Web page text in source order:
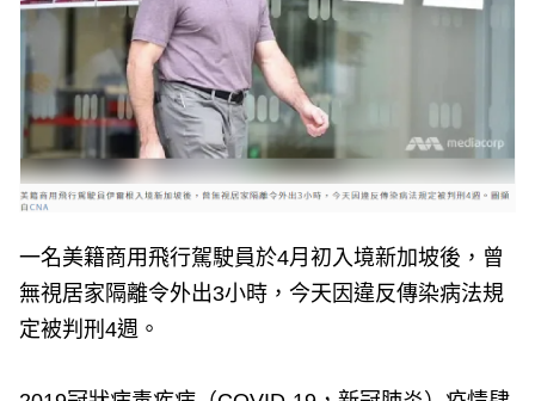
一名美籍商用飛行駕駛員於4月初入境新加坡後，曾
無視居家隔離令外出3小時，今天因違反傳染病法規
定被判刑4週。